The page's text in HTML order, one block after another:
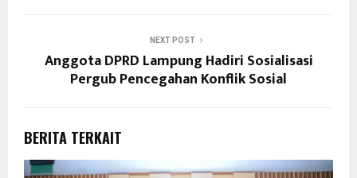
NEXT POST
Anggota DPRD Lampung Hadiri Sosialisasi
Pergub Pencegahan Konflik Sosial
BERITA TERKAIT